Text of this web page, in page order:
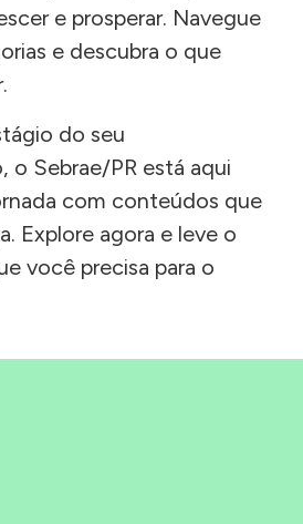
e prosperar. Navegue
e descubra o que
do seu
o Sebrae/PR está aqui
com conteúdos que
Explore agora e leve o
você precisa para o